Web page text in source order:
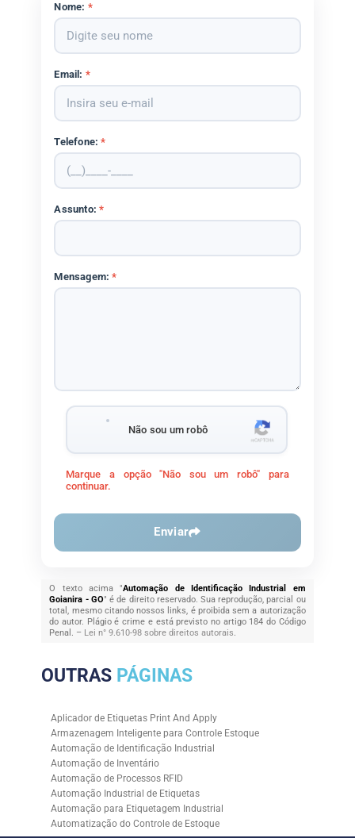
Nome: *
Email: *
Telefone:*
Assunto:*
Mensagem:*
Não sou um robô
Marque a opção "Não sou um robô" para
continuar.
Enviar
O texto acima "Automação de Identificação Industrial em
Goianira - GO" é de direito reservado. Sua reprodução, parcial ou
total, mesmo citando nossos links, é proibida sem a autorização
do autor. Plágio é crime e está previsto no artigo 184 do Código
Penal. – Lei n° 9.610-98 sobre direitos autorais.
OUTRAS PÁGINAS
Aplicador de Etiquetas Print And Apply
Armazenagem Inteligente para Controle Estoque
Automação de Identificação Industrial
Automação de Inventário
Automação de Processos RFID
Automação Industrial de Etiquetas
Automação para Etiquetagem Industrial
Automatização do Controle de Estoque